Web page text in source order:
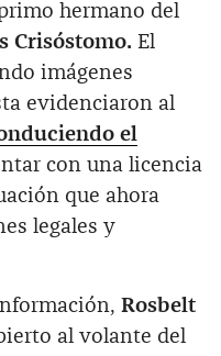
hermano del
Crisóstomo. El
imágenes
evidenciaron al
el
con una licencia
que ahora
legales y
Rosbelt
al volante del